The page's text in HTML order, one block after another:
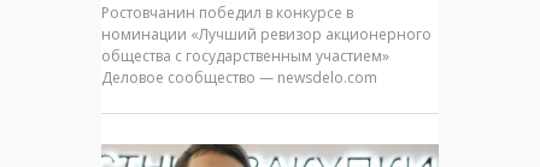
Ростовчанин победил в конкурсе в
номинации «Лучший ревизор акционерного
общества с государственным участием»
Деловое сообщество — newsdelo.com